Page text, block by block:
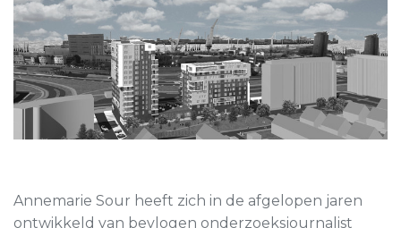
Annemarie Sour heeft zich in de afgelopen jaren
ontwikkeld van bevlogen onderzoeksjournalist